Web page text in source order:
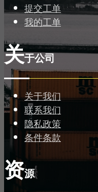
提交工单
我的工单
关于公司
关于我们
联系我们
隐私政策
条件条款
资源